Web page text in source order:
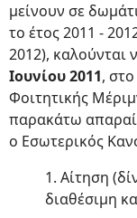
μείνουν σε
το έτος 2011 -
2012), καλούνται
Ιουνίου 2011,
Φοιτητικής
παρακάτω
ο Εσωτερικός
1. Αίτηση
διαθέσιμη